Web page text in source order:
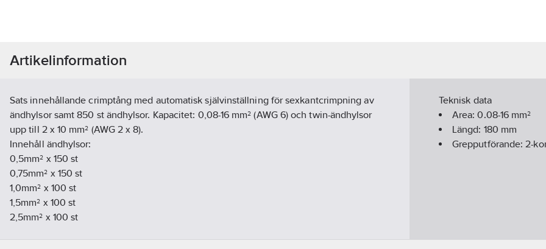
Artikelinformation
Sats innehållande crimptång med automatisk självinställning för sexkantcrimpning av
ändhylsor samt 850 st ändhylsor. Kapacitet: 0,08-16 mm² (AWG 6) och twin-ändhylsor
upp till 2 x 10 mm² (AWG 2 x 8).
Innehåll ändhylsor:
0,5mm² x 150 st
0,75mm² x 150 st
1,0mm² x 100 st
1,5mm² x 100 st
2,5mm² x 100 st
Teknisk data
Area:0.08-16 mm²
Längd: 180 mm
Grepputförande:2-